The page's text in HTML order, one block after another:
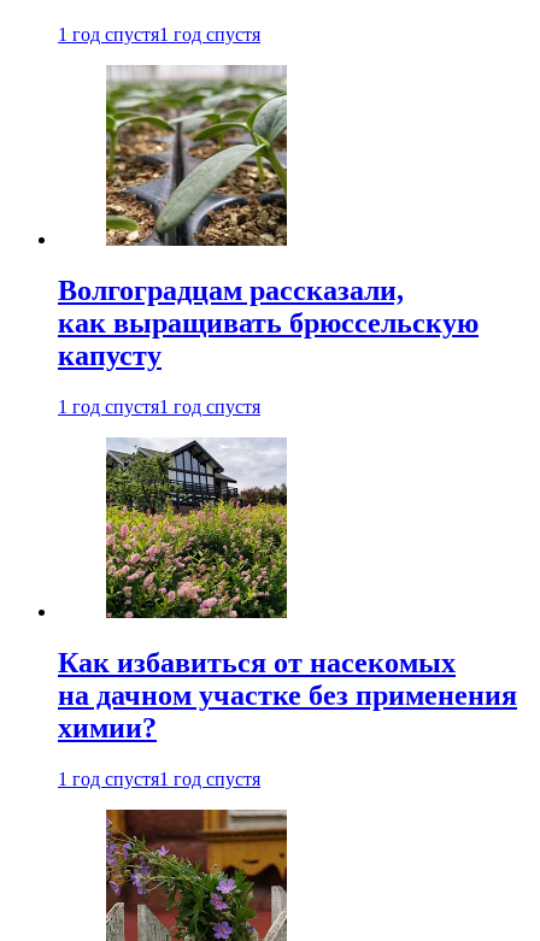
1 год спустя1 год спустя
Волгоградцам рассказали,
как выращивать брюссельскую
капусту
1 год спустя1 год спустя
Как избавиться от насекомых
на дачном участке без применения
химии?
1 год спустя1 год спустя